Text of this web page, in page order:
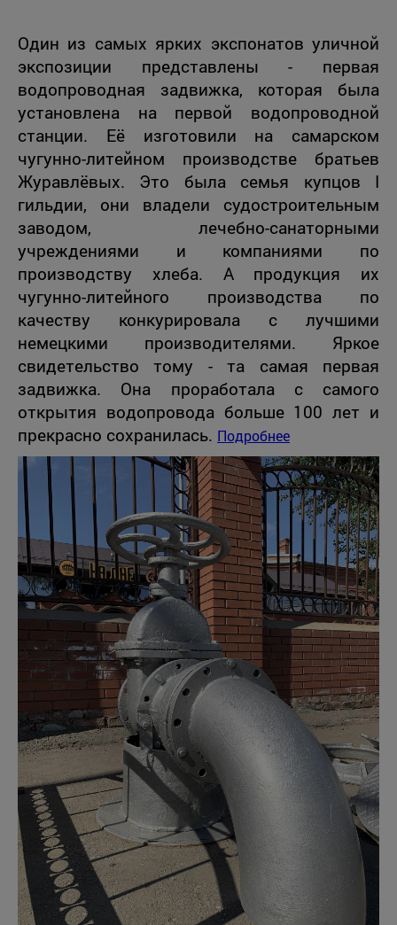
Один из самых ярких экспонатов уличной
экспозиции представлены - первая
водопроводная задвижка, которая была
установлена на первой водопроводной
станции. Её изготовили на самарском
чугунно-литейном производстве братьев
Журавлёвых. Это была семья купцов I
гильдии, они владели судостроительным
заводом, лечебно-санаторными
учреждениями и компаниями по
производству хлеба. А продукция их
чугунно-литейного производства по
качеству конкурировала с лучшими
немецкими производителями. Яркое
свидетельство тому - та самая первая
задвижка. Она проработала с самого
открытия водопровода больше 100 лет и
прекрасно сохранилась. Подробнее